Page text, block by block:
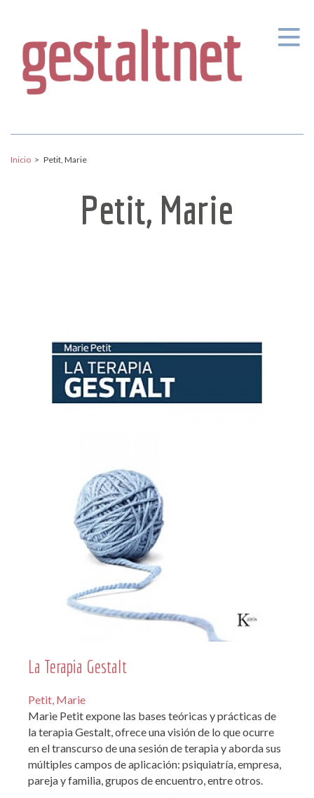
Inicio > Petit, Marie
Petit, Marie
La Terapia Gestalt
Petit, Marie
Marie Petit expone las bases teóricas y prácticas de
la terapia Gestalt, ofrece una visión de lo que ocurre
en el transcurso de una sesión de terapia y aborda sus
múltiples campos de aplicación: psiquiatría, empresa,
pareja y familia, grupos de encuentro, entre otros.